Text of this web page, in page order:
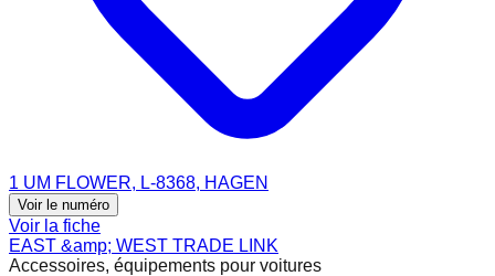
1 UM FLOWER, L-8368, HAGEN
Voir le numéro
Voir la fiche
EAST &amp; WEST TRADE LINK
Accessoires, équipements pour voitures